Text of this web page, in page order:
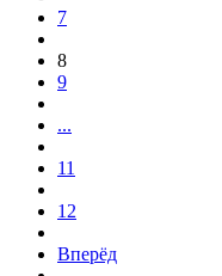
7
8
9
...
11
12
Вперёд